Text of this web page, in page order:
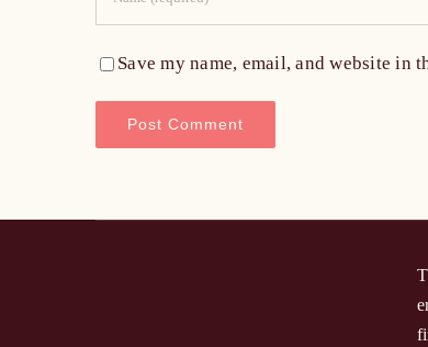
Save my name, email, and website in